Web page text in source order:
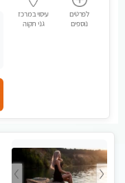
לפרטים
נוספים
עיסוי במרכז
גני תקוה